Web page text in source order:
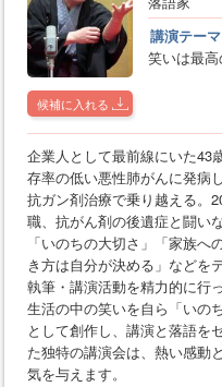
候補に入れる
講演テーマ
笑いは最
企業人として最前線にいた43
存率の低い悪性肺がんに発病
抗ガン剤治療で乗り越える。
職、抗がん剤の後遺症と闘いな
「いのちの大切さ」「家族へ
き方は自分が決める」などを
執筆・講演活動を精力的に行
生活の中の笑いを自ら「いの
として創作し、講演と落語を
た独特の講演会は、熱い感動
気を与えます。